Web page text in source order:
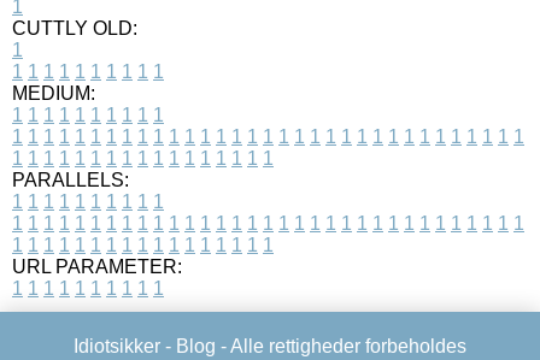
1
CUTTLY OLD:
1
1 1 1 1 1 1 1 1 1 1
MEDIUM:
1 1 1 1 1 1 1 1 1 1
1 1 1 1 1 1 1 1 1 1 1 1 1 1 1 1 1 1 1 1 1 1 1 1 1 1 1 1 1 1 1 1 1
1 1 1 1 1 1 1 1 1 1 1 1 1 1 1 1 1
PARALLELS:
1 1 1 1 1 1 1 1 1 1
1 1 1 1 1 1 1 1 1 1 1 1 1 1 1 1 1 1 1 1 1 1 1 1 1 1 1 1 1 1 1 1 1
1 1 1 1 1 1 1 1 1 1 1 1 1 1 1 1 1
URL PARAMETER:
1 1 1 1 1 1 1 1 1 1
Idiotsikker - Blog - Alle rettigheder forbeholdes